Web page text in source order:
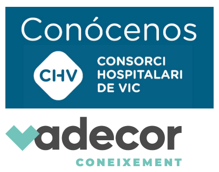
Navegación
secundaria